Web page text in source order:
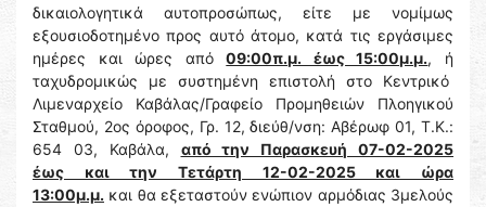
δικαιολογητικά αυτοπροσώπως, είτε με νομίμως
εξουσιοδοτημένο προς αυτό άτομο, κατά τις εργάσιμες
ημέρες και ώρες από09:00π.μ. έως 15:00μ.μ., ή
ταχυδρομικώς με συστημένη επιστολή στο Κεντρικό
Λιμεναρχείο Καβάλας/Γραφείο Προμηθειών Πλοηγικού
Σταθμού, 2ος όροφος, Γρ. 12, διεύθ/νση: Αβέρωφ 01, Τ.Κ.:
654 03, Καβάλα, από την Παρασκευή 07-02-2025
έως και την Τετάρτη 12-02-2025 και ώρα
13:00μ.μ. και θα εξεταστούν ενώπιον αρμόδιας 3μελούς